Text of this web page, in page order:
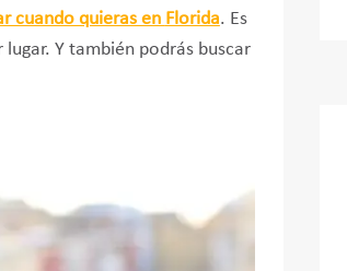
cuando quieras en Florida. Es
Y también podrás buscar